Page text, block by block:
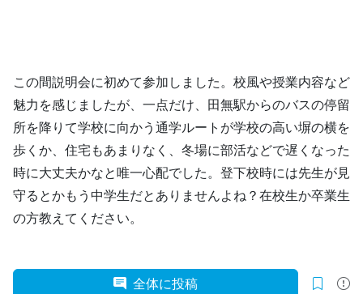
この間説明会に初めて参加しました。校風や授業内容など
魅力を感じましたが、一点だけ、田無駅からのバスの停留
所を降りて学校に向かう通学ルートが学校の高い塀の横を
歩くか、住宅もあまりなく、冬場に部活などで遅くなった
時に大丈夫かなと唯一心配でした。登下校時には先生が見
守るとかもう中学生だとありませんよね？在校生か卒業生
の方教えてください。
全体に投稿